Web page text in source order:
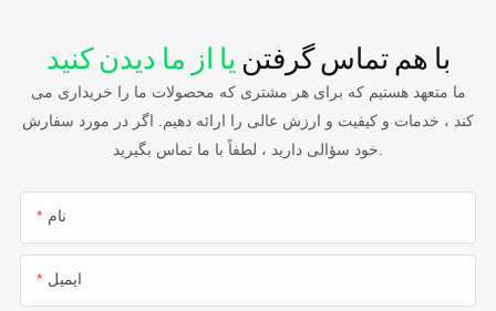
با هم تماس گرفتن یا از ما دیدن کنید
ما متعهد هستیم که برای هر مشتری که محصولات ما را خریداری می
کند ، خدمات و کیفیت و ارزش عالی را ارائه دهیم. اگر در مورد سفارش
نام
ایمیل